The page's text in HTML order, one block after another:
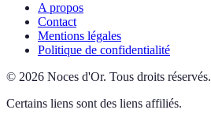
A propos
Contact
Mentions légales
Politique de confidentialité
© 2026 Noces d'Or. Tous droits réservés.
Certains liens sont des liens affiliés.